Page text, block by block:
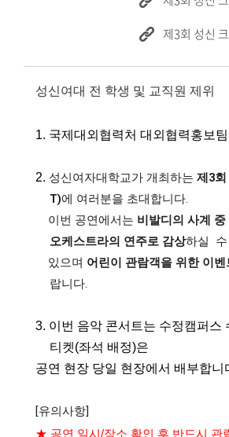
제3회 성신
성신여대 전 학생 및 교직원 제위
1. 국제대외협력처 대외협력홍보
2. 성신여자대학교가 개최하는 제3
T)에 여러분을 초대합니다.
이번 공연에서는 비발디의 사계
오케스트라의 연주로 감상하실
수
있으며 어린이 관람객을 위한 이벤
랍니다.
3. 이번 음악 콘서트는 수정캠퍼스
티켓(좌석 배정)은
공연 현장 당일 현장에서 배부합니
[유의사항]
★ 공연 일시/장소 확인 후 반드시